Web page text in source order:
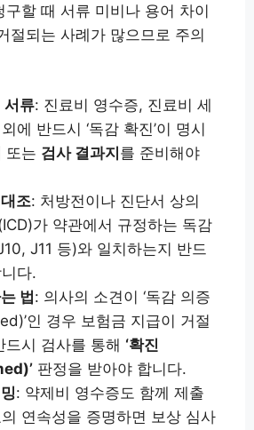
구할 때 서류 미비나 용어 차이
절되는 사례가 많으므로 주의
서류: 진료비 영수증, 진료비 세
에 반드시 ‘독감 확진’이 명시
또는 검사 결과지를 준비해야
조: 처방전이나 진단서 상의
가 약관에서 규정하는 독감
J11 등)와 일치하는지 반드
다.
법: 의사의 소견이 ‘독감 의증
인 경우 보험금 지급이 거절
드시 검사를 통해 ‘확진
판정을 받아야 합니다.
: 약제비 영수증도 함께 제출
연속성을 증명하면 보상 심사